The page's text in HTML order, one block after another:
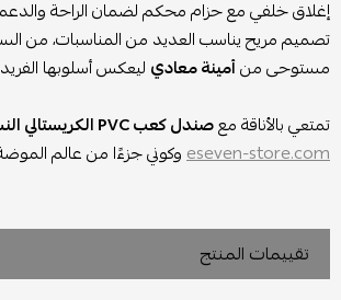
إغلاق خلفي مع حزام محكم لضمان الراحة
تصميم مريح يناسب العديد من المناسبات، من
مستوحى منأمينة معادي ليعكس أسلوبها الفريد
تمتعي بالأناقة معصندل كعب PVC الكريستالي النسائي
eseven-store.comوكوني جزءًا من عالم الموضة
تقييمات المنتج